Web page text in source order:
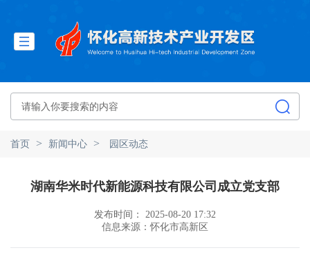
首页 > 新闻中心 > 园区动态
湖南华米时代新能源科技有限公司成立党支部
发布时间： 2025-08-20 17:32
信息来源：怀化市高新区